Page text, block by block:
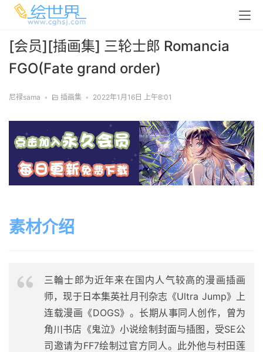
[会员][插画集] 三轮士郎 Romancia
FGO(Fate grand order)
尼禄sama • 插画集 • 2022年1月16日 上午8:01
素材介绍
三輪士郎为近年来在国内人气较高的漫画插画
师，现于日本集英社月刊杂志《Ultra Jump》上
连载漫画《DOGS》。长期从事同人创作，曾为
角川书店《鬼泣》小说绘制封面与插图，受SE公
司邀请为FF7绘制过官方同人。此外他与村田莲